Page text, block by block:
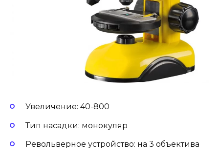
Увеличение: 40-800
Тип насадки: монокуляр
Револьверное устройство: на 3 объектива